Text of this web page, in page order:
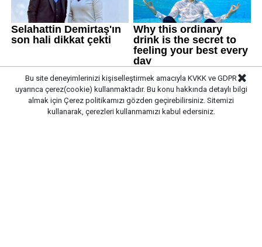
Bu site deneyimlerinizi kişiselleştirmek amacıyla KVKK ve GDPR
uyarınca çerez(cookie) kullanmaktadır. Bu konu hakkında detaylı bilgi
almak için Çerez politikamızı gözden geçirebilirsiniz. Sitemizi
kullanarak, çerezleri kullanmamızı kabul edersiniz.